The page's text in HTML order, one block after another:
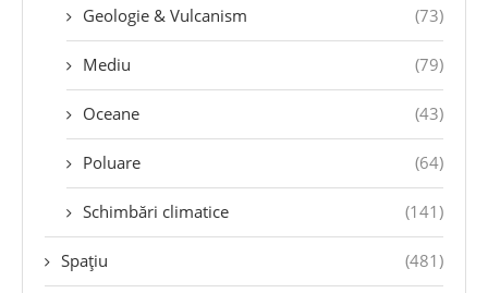
Geologie & Vulcanism (73)
Mediu (79)
Oceane (43)
Poluare (64)
Schimbări climatice (141)
Spațiu (481)